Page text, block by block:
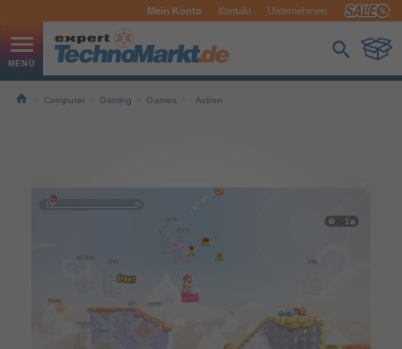
Mein Konto Kontakt Unternehmen
Computer Gaming Games Action